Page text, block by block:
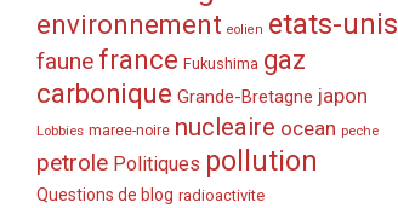
environnement eolien etats-unis
faune france Fukushima gaz
carbonique Grande-Bretagne japon
Lobbies maree-noire nucleaire ocean peche
petrole Politiques pollution
Questions de blog radioactivite